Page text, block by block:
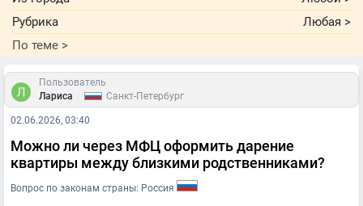
Рубрика
Любая >
По теме >
Пользователь
Лариса
Санкт-Петербург
02.06.2026, 03:40
Можно ли через МФЦ оформить дарение
квартиры между близкими родственниками?
Вопрос по законам страны: Россия